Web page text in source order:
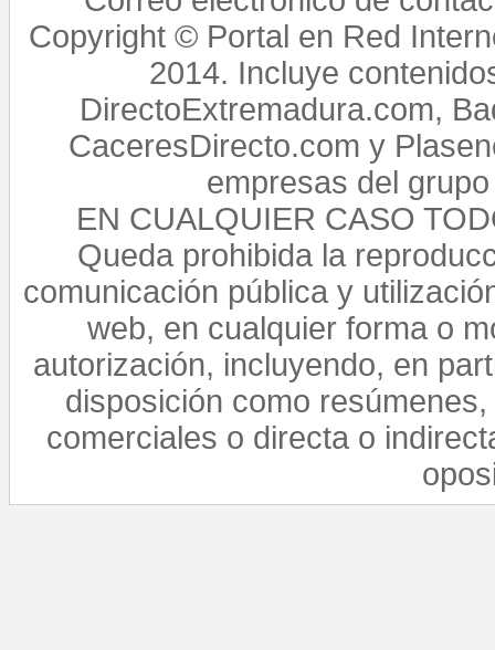
Copyright © Portal en Red
2014. Incluye
DirectoExtremadura.com,
CaceresDirecto.com y
empresas del
EN CUALQUIER CASO
Queda prohibida la
comunicación pública y
web, en cualquier forma o
autorización, incluyendo, en
disposición como
comerciales o directa o